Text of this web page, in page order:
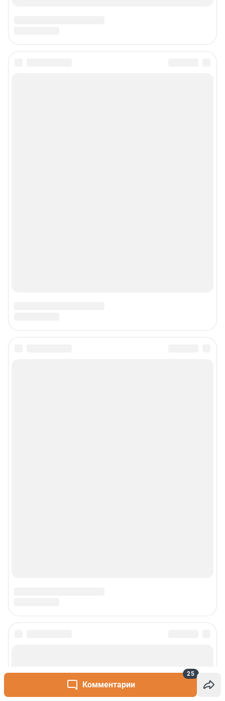
Комментарии
25